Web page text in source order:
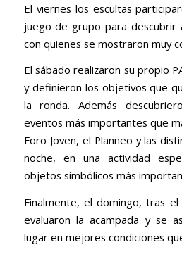
El viernes los escultas
juego de grupo para descubrir
con quienes se mostraron muy
El sábado realizaron su propio
y definieron los objetivos que
la ronda. Además
eventos más importantes que
Foro Joven, el Planneo y las
noche, en una actividad
objetos simbólicos más
Finalmente, el domingo, tras el
evaluaron la acampada y se
lugar en mejores condiciones